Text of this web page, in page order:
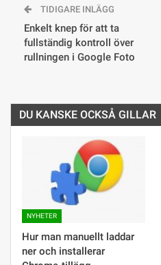
TIDIGARE INLÄGG
Enkelt knep för att ta
fullständig kontroll över
rullningen i Google Foto
DU KANSKE OCKSÅ GILLAR
NYHETER
Hur man manuellt laddar
ner och installerar